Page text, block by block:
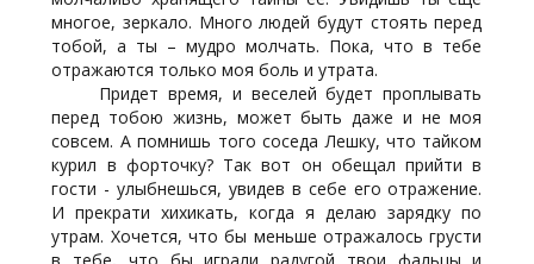
многое, зеркало. Много людей будут стоять перед
тобой, а ты – мудро молчать. Пока, что в тебе
отражаются только моя боль и утрата.
Придет время, и веселей будет проплывать
перед тобою жизнь, может быть даже и не моя
совсем. А помнишь того соседа Лешку, что тайком
курил в форточку? Так вот он обещал прийти в
гости - улыбнешься, увидев в себе его отражение.
И прекрати хихикать, когда я делаю зарядку по
утрам. Хочется, что бы меньше отражалось грусти